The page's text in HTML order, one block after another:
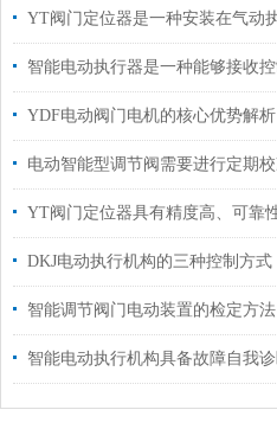
YDF电动阀门电机的核心优势解析
DKJ电动执行机构的三种控制方式
智能调节阀门电动装置的检定方法